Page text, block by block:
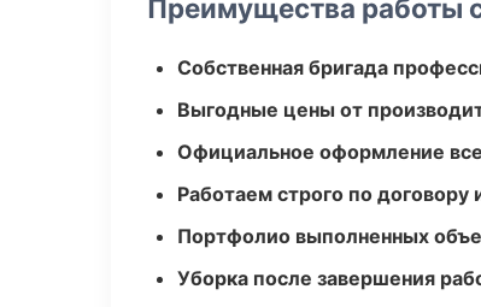
Преимущества работы
Собственная бригада
Выгодные цены от
Официальное оформление
Работаем строго по договору
Портфолио выполненных
Уборка после завершения